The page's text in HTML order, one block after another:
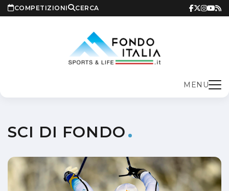
COMPETIZIONI CERCA
MENU
SCI DI FONDO